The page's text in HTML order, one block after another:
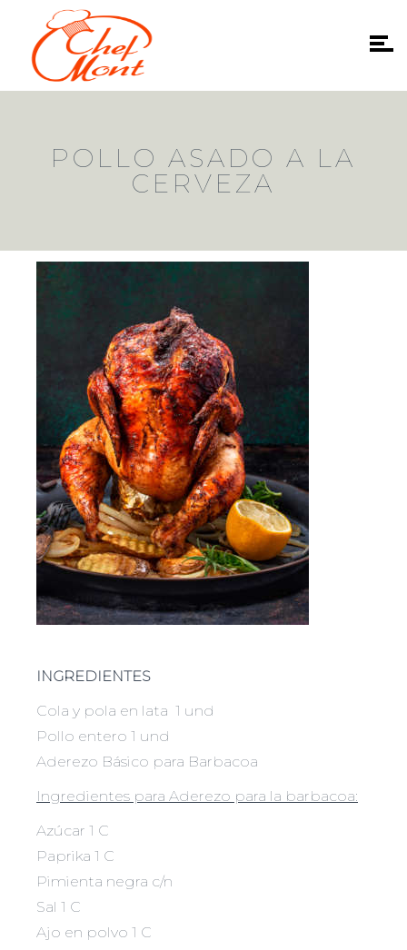
POLLO ASADO A LA
CERVEZA
INGREDIENTES
Cola y pola en lata 1 und
Pollo entero 1 und
Aderezo Básico para Barbacoa
Ingredientes para Aderezo para la barbacoa:
Azúcar 1 C
Paprika 1 C
Pimienta negra c/n
Sal 1 C
Ajo en polvo 1 C